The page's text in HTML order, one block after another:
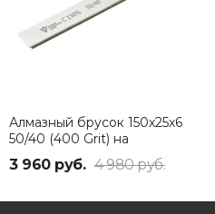
Алмазный брусок 150х25х6
50/40 (400 Grit) на
полимерной связке RRB
3 960 руб. 4 980 руб.